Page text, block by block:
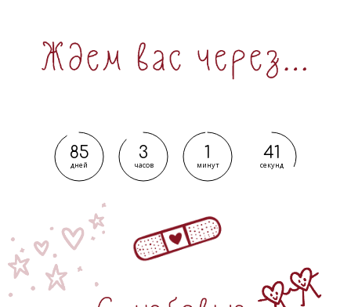
85
дней
3
часов
1
минут
40
секунд